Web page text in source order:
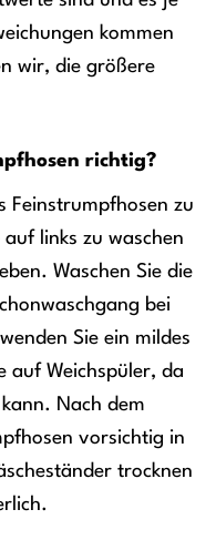
kommen
wir, die größere
richtig?
Feinstrumpfhosen zu
links zu waschen
Waschen Sie die
bei
Sie ein mildes
auf Weichspüler, da
Nach dem
vorsichtig in
trocknen